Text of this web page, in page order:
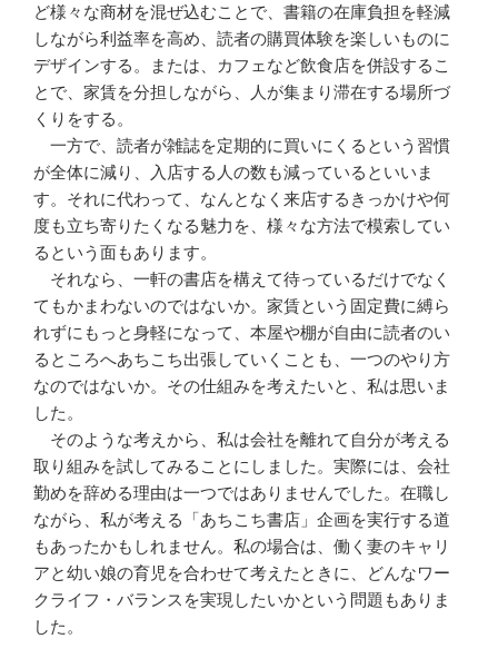
ど様々な商材を混ぜ込むことで、書籍の在庫負担を軽減
しながら利益率を高め、読者の購買体験を楽しいものに
デザインする。または、カフェなど飲食店を併設するこ
とで、家賃を分担しながら、人が集まり滞在する場所づ
くりをする。
一方で、読者が雑誌を定期的に買いにくるという習慣
が全体に減り、入店する人の数も減っているといいま
す。それに代わって、なんとなく来店するきっかけや何
度も立ち寄りたくなる魅力を、様々な方法で模索してい
るという面もあります。
それなら、一軒の書店を構えて待っているだけでなく
てもかまわないのではないか。家賃という固定費に縛ら
れずにもっと身軽になって、本屋や棚が自由に読者のい
るところへあちこち出張していくことも、一つのやり方
なのではないか。その仕組みを考えたいと、私は思いま
した。
そのような考えから、私は会社を離れて自分が考える
取り組みを試してみることにしました。実際には、会社
勤めを辞める理由は一つではありませんでした。在職し
ながら、私が考える「あちこち書店」企画を実行する道
もあったかもしれません。私の場合は、働く妻のキャリ
アと幼い娘の育児を合わせて考えたときに、どんなワー
クライフ・バランスを実現したいかという問題もありま
した。